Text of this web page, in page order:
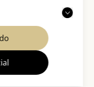
8, luego obtendrá
de que no
puedan dar
brújula).